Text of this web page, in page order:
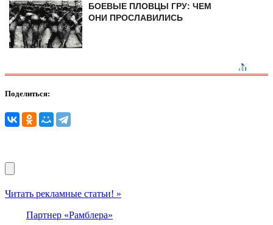
БОЕВЫЕ ПЛОВЦЫ ГРУ: ЧЕМ
ОНИ ПРОСЛАВИЛИСЬ
Поделиться:
Читать рекламные статьи! »
Партнер «Рамблера»